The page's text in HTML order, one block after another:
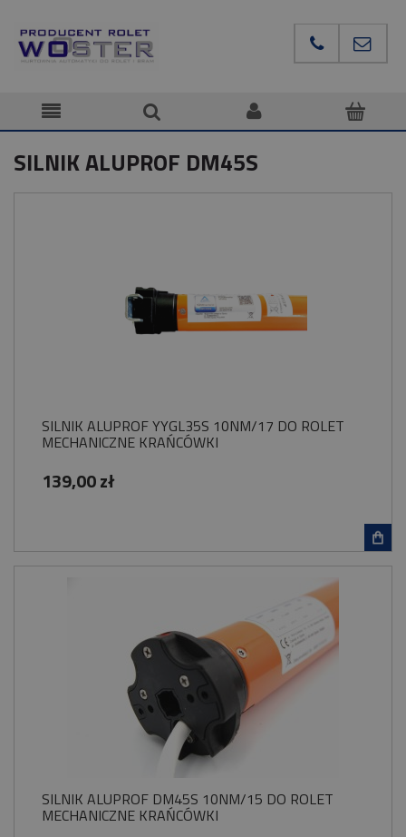
SILNIK ALUPROF DM45S
SILNIK ALUPROF YYGL35S 10NM/17 DO ROLET
MECHANICZNE KRAŃCÓWKI
139,00 zł
SILNIK ALUPROF DM45S 10NM/15 DO ROLET
MECHANICZNE KRAŃCÓWKI